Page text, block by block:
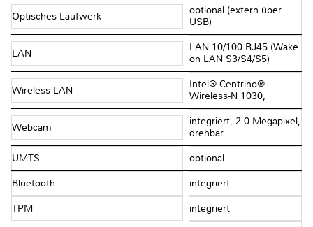
Optisches Laufwerk
optional (extern über
USB)
LAN
LAN 10/100 RJ45 (Wake
on LAN S3/S4/S5)
Wireless LAN
Intel® Centrino®
Wireless-N 1030,
Webcam
integriert, 2.0 Megapixel,
drehbar
UMTS optional
Bluetooth integriert
TPM integriert